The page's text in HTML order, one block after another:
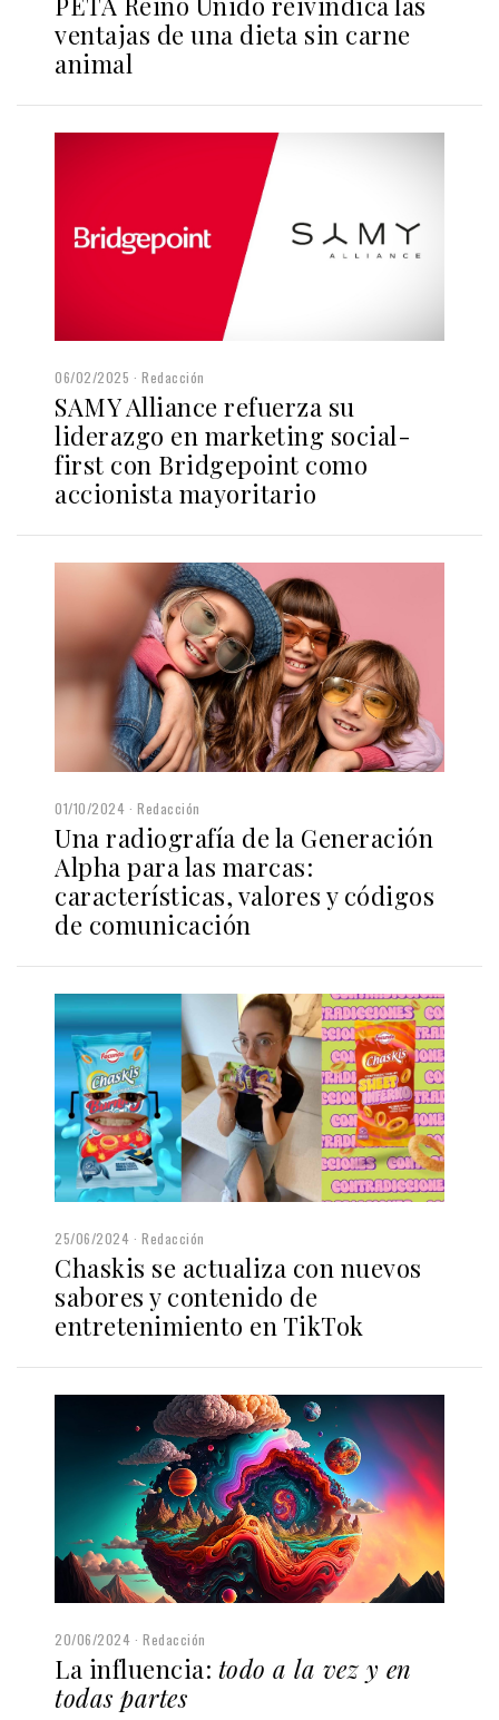
ventajas de una dieta sin carne
animal
06/02/2025 Redacción
SAMY Alliance refuerza su
liderazgo en marketing social-
first con Bridgepoint como
accionista mayoritario
01/10/2024 Redacción
Una radiografía de la Generación
Alpha para las marcas:
características, valores y códigos
de comunicación
25/06/2024 Redacción
Chaskis se actualiza con nuevos
sabores y contenido de
entretenimiento en TikTok
20/06/2024 Redacción
La influencia: todo a la vez y en
todas partes